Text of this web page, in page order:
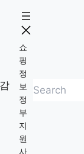
쇼
핑
정
보
정
부
지
원
사
검